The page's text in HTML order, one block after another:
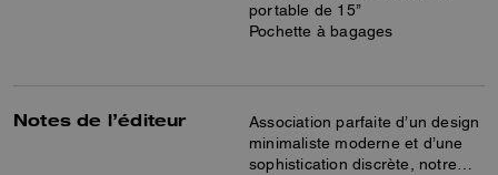
portable de 15’’
Pochette à bagages
Notes de l’éditeur
Association parfaite d’un design
minimaliste moderne et d’une
sophistication discrète, notre